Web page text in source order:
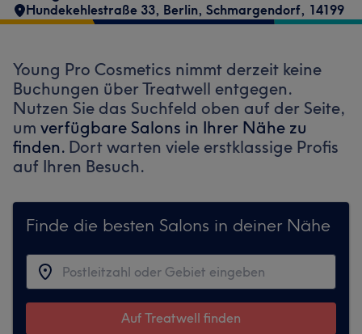
Hundekehlestraße 33, Berlin, Schmargendorf, 14199
Young Pro Cosmetics nimmt derzeit keine
Buchungen über Treatwell entgegen.
Nutzen Sie das Suchfeld oben auf der Seite,
um verfügbare Salons in Ihrer Nähe zu
finden. Dort warten viele erstklassige Profis
auf Ihren Besuch.
Finde die besten Salons in deiner Nähe
Auf Treatwell finden